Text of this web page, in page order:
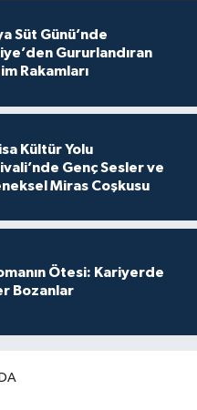
Süt Günü’nde
Gururlandıran
Rakamları
Kültür Yolu
Genç Sesler ve
Miras Coşkusu
Ötesi: Kariyerde
Bozanlar